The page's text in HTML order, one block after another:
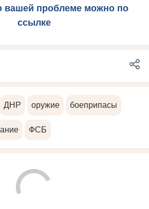
вашей проблеме можно по
ссылке
ДНР оружие боеприпасы
ФСБ